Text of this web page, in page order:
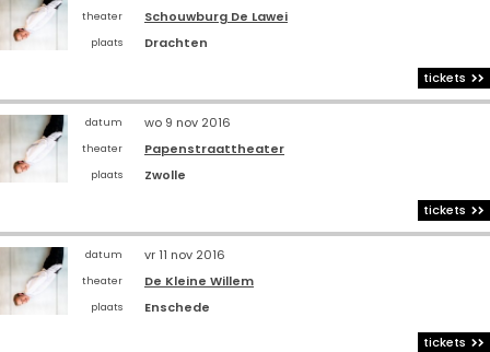
theater Schouwburg De Lawei
plaats
Drachten
tickets
datum wo 9 nov 2016
theater Papenstraattheater
plaats
Zwolle
tickets
datum vr 11 nov 2016
theater De Kleine Willem
plaats
Enschede
tickets